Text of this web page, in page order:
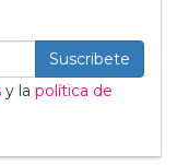
Suscribete
y la política de